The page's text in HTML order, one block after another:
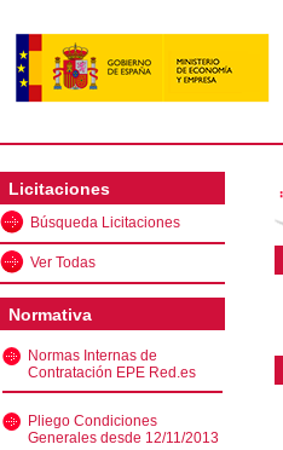
Licitaciones
Búsqueda Licitaciones
Ver Todas
Normativa
Normas Internas de
Contratación EPE Red.es
Pliego Condiciones
Generales desde 12/11/2013